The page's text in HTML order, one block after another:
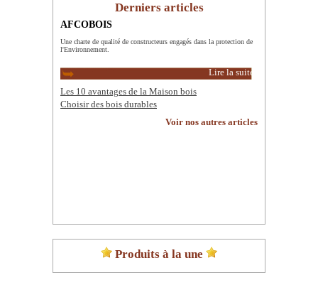
Derniers articles
AFCOBOIS
Une charte de qualité de constructeurs engagés dans la protection de
l'Environnement.
Lire la suite
Les 10 avantages de la Maison bois
Choisir des bois durables
Voir nos autres articles
Produits à la une